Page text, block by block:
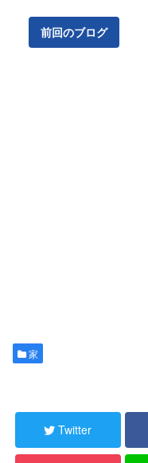
前回のブログ
家
Twitter